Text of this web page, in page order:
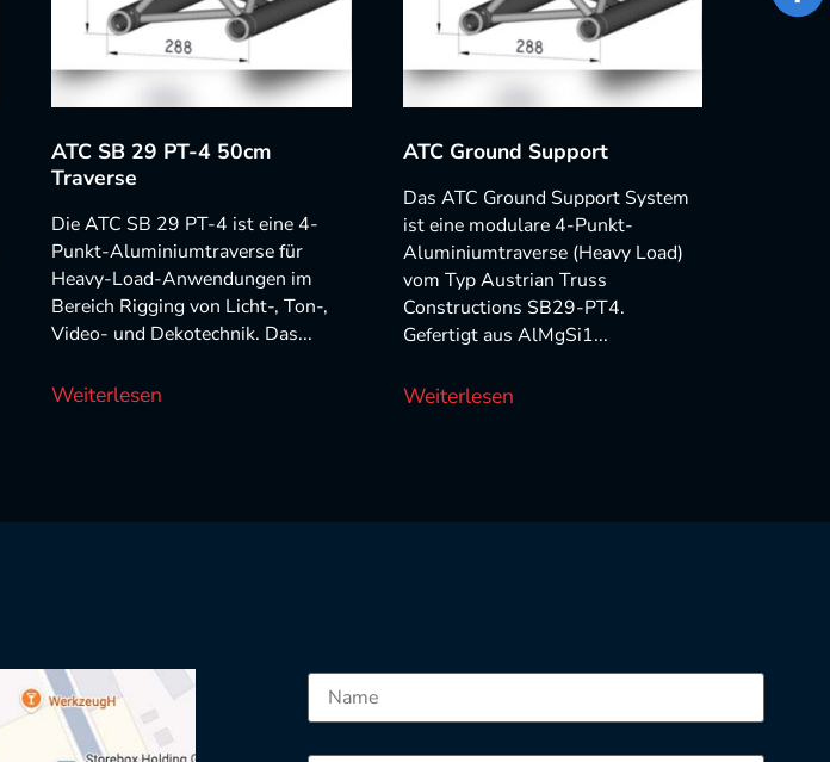
ATC SB 29 PT-4 50cm
Traverse
Die ATC SB 29 PT-4 ist eine 4-
Punkt-Aluminiumtraverse für
Heavy-Load-Anwendungen im
Bereich Rigging von Licht-, Ton-,
Video- und Dekotechnik. Das...
Weiterlesen
ATC Ground Support
Das ATC Ground Support System
ist eine modulare 4-Punkt-
Aluminiumtraverse (Heavy Load)
vom Typ Austrian Truss
Constructions SB29-PT4.
Gefertigt aus AlMgSi1...
Weiterlesen